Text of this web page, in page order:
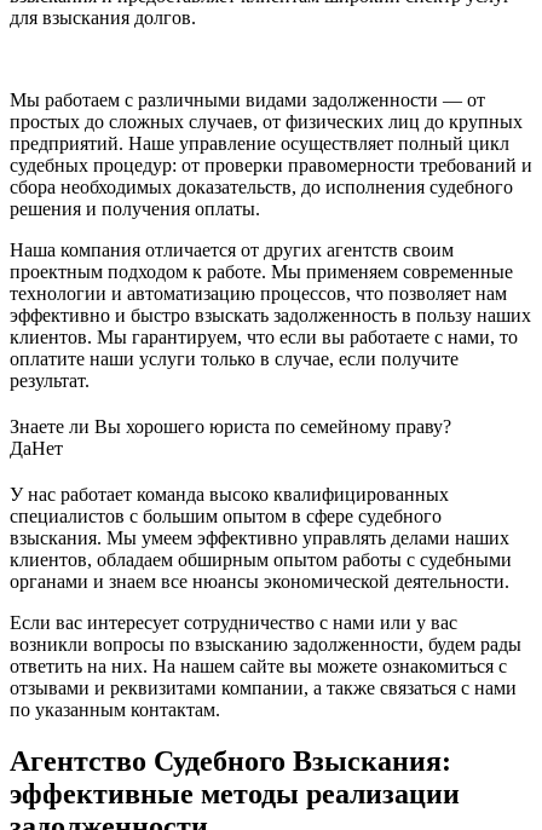
для взыскания долгов.
Мы работаем с различными видами задолженности — от
простых до сложных случаев, от физических лиц до крупных
предприятий. Наше управление осуществляет полный цикл
судебных процедур: от проверки правомерности требований и
сбора необходимых доказательств, до исполнения судебного
решения и получения оплаты.
Наша компания отличается от других агентств своим
проектным подходом к работе. Мы применяем современные
технологии и автоматизацию процессов, что позволяет нам
эффективно и быстро взыскать задолженность в пользу наших
клиентов. Мы гарантируем, что если вы работаете с нами, то
оплатите наши услуги только в случае, если получите
результат.
Знаете ли Вы хорошего юриста по семейному праву?
ДаНет
У нас работает команда высоко квалифицированных
специалистов с большим опытом в сфере судебного
взыскания. Мы умеем эффективно управлять делами наших
клиентов, обладаем обширным опытом работы с судебными
органами и знаем все нюансы экономической деятельности.
Если вас интересует сотрудничество с нами или у вас
возникли вопросы по взысканию задолженности, будем рады
ответить на них. На нашем сайте вы можете ознакомиться с
отзывами и реквизитами компании, а также связаться с нами
по указанным контактам.
Агентство Судебного Взыскания:
эффективные методы реализации